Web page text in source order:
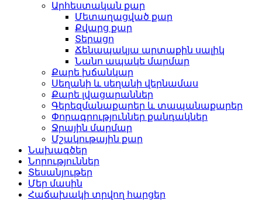
Արհեստական ​​քար
Մետաղացված քար
Քվարց քար
Տերացո
Ճենապակյա արտաքին սալիկ
Նանո ապակե մարմար
Քարե խճանկար
Սեղանի և սեղանի վերնամաս
Քարե լվացարաններ
Գերեզմանաքարեր և տապանաքարեր
Փորագրություններ քանդակներ
Ջրային մարմար
Մշակութային քար
Նախագծեր
Նորություններ
Տեսանյութեր
Մեր մասին
Հաճախակի տրվող հարցեր